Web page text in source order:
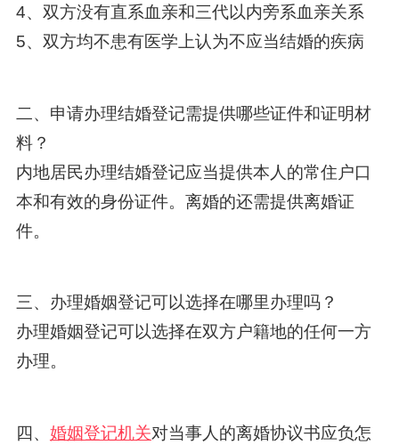
4、双方没有直系血亲和三代以内旁系血亲关系
5、双方均不患有医学上认为不应当结婚的疾病
二、申请办理结婚登记需提供哪些证件和证明材
料？
内地居民办理结婚登记应当提供本人的常住户口
本和有效的身份证件。离婚的还需提供离婚证
件。
三、办理婚姻登记可以选择在哪里办理吗？
办理婚姻登记可以选择在双方户籍地的任何一方
办理。
四、 婚姻登记机关对当事人的离婚协议书应负怎